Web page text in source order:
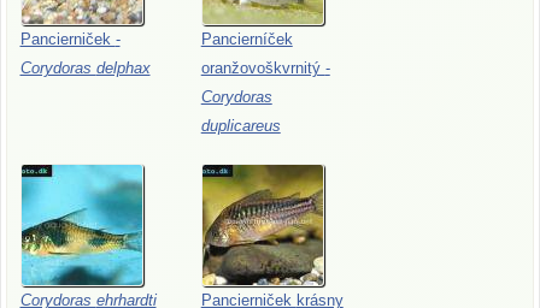
Pancierniček -
Corydoras delphax
Pancierníček
oranžovoškvrnitý -
Corydoras
duplicareus
Corydoras ehrhardti Pancierniček krásny